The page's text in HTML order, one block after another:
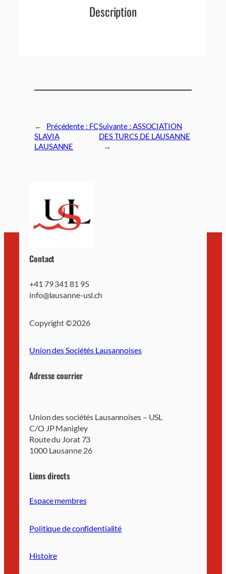
Description
← Précédente : FC
SLAVIA
LAUSANNE
Suivante : ASSOCIATION
DES TURCS DE LAUSANNE
→
Contact
+41 79 341 81 95
info@lausanne-usl.ch
Copyright ©2026
Union des Sociétés Lausannoises
Adresse courrier
Union des sociétés Lausannoises – USL
C/O JP Manigley
Route du Jorat 73
1000 Lausanne 26
Liens directs
Espace membres
Politique de confidentialité
Histoire